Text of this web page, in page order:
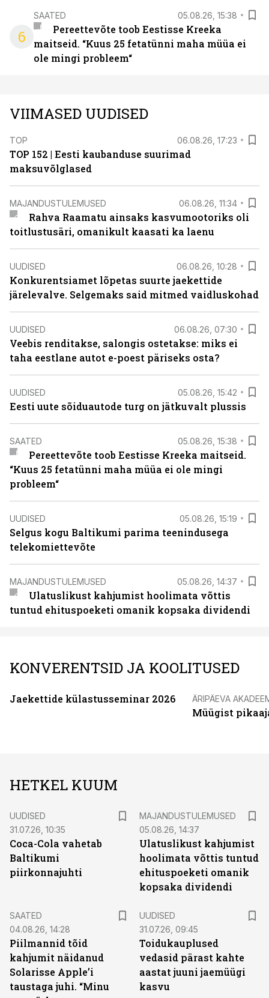
6
SAATED 05.08.26, 15:38
Pereettevõte toob Eestisse Kreeka
maitseid. “Kuus 25 fetatünni maha müüa ei
ole mingi probleem“
VIIMASED UUDISED
TOP 06.08.26, 17:23
TOP 152 | Eesti kaubanduse suurimad
maksuvõlglased
MAJANDUSTULEMUSED 06.08.26, 11:34
Rahva Raamatu ainsaks kasvumootoriks oli
toitlustusäri, omanikult kaasati ka laenu
UUDISED 06.08.26, 10:28
Konkurentsiamet lõpetas suurte jaekettide
järelevalve. Selgemaks said mitmed vaidluskohad
UUDISED 06.08.26, 07:30
Veebis renditakse, salongis ostetakse: miks ei
taha eestlane autot e-poest päriseks osta?
UUDISED 05.08.26, 15:42
Eesti uute sõiduautode turg on jätkuvalt plussis
SAATED 05.08.26, 15:38
Pereettevõte toob Eestisse Kreeka maitseid.
“Kuus 25 fetatünni maha müüa ei ole mingi
probleem“
UUDISED 05.08.26, 15:19
Selgus kogu Baltikumi parima teenindusega
telekomiettevõte
MAJANDUSTULEMUSED 05.08.26, 14:37
Ulatuslikust kahjumist hoolimata võttis
tuntud ehituspoeketi omanik kopsaka dividendi
KONVERENTSID JA KOOLITUSED
Jaekettide külastusseminar 2026 ÄRIPÄEVA
Müügist
HETKEL KUUM
UUDISED
31.07.26, 10:35
Coca-Cola vahetab
Baltikumi
piirkonnajuhti
MAJANDUSTULEMUSED
05.08.26, 14:37
Ulatuslikust kahjumist
hoolimata võttis tuntud
ehituspoeketi omanik
kopsaka dividendi
SAATED
04.08.26, 14:28
Piilmannid tõid
kahjumit näidanud
Solarisse Apple’i
taustaga juhi. “Minu
UUDISED
31.07.26, 09:45
Toidukauplused
vedasid pärast kahte
aastat juuni jaemüügi
kasvu